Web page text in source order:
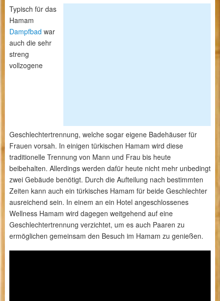
Typisch für das
Hamam
Dampfbad war
auch die sehr
streng
vollzogene
Geschlechtertrennung, welche sogar eigene Badehäuser für
Frauen vorsah. In einigen türkischen Hamam wird diese
traditionelle Trennung von Mann und Frau bis heute
beibehalten. Allerdings werden dafür heute nicht mehr unbedingt
zwei Gebäude benötigt. Durch die Aufteilung nach bestimmten
Zeiten kann auch ein türkisches Hamam für beide Geschlechter
ausreichend sein. In einem an ein Hotel angeschlossenes
Wellness Hamam wird dagegen weitgehend auf eine
Geschlechtertrennung verzichtet, um es auch Paaren zu
ermöglichen gemeinsam den Besuch im Hamam zu genießen.